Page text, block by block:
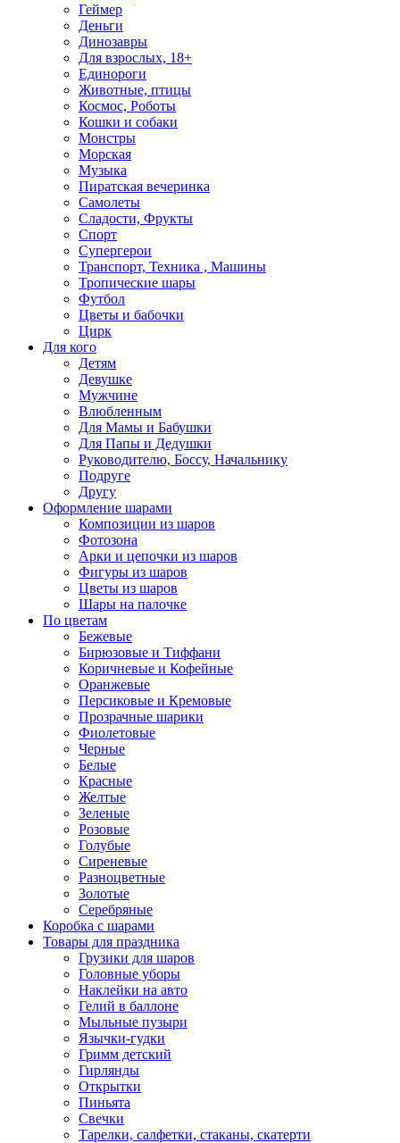
Геймер
Деньги
Динозавры
Для взрослых, 18+
Единороги
Животные, птицы
Космос, Роботы
Кошки и собаки
Монстры
Морская
Музыка
Пиратская вечеринка
Самолеты
Сладости, Фрукты
Спорт
Супергерои
Транспорт, Техника , Машины
Тропические шары
Футбол
Цветы и бабочки
Цирк
Для кого
Детям
Девушке
Мужчине
Влюбленным
Для Мамы и Бабушки
Для Папы и Дедушки
Руководителю, Боссу, Начальнику
Подруге
Другу
Оформление шарами
Композиции из шаров
Фотозона
Арки и цепочки из шаров
Фигуры из шаров
Цветы из шаров
Шары на палочке
По цветам
Бежевые
Бирюзовые и Тиффани
Коричневые и Кофейные
Оранжевые
Персиковые и Кремовые
Прозрачные шарики
Фиолетовые
Черные
Белые
Красные
Желтые
Зеленые
Розовые
Голубые
Сиреневые
Разноцветные
Золотые
Серебряные
Коробка с шарами
Товары для праздника
Грузики для шаров
Головные уборы
Наклейки на авто
Гелий в баллоне
Мыльные пузыри
Язычки-гудки
Гримм детский
Гирлянды
Открытки
Пиньята
Свечки
Тарелки, салфетки, стаканы, скатерти